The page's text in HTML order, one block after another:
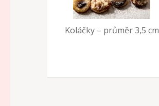
Koláčky – průměr 3,5 cm